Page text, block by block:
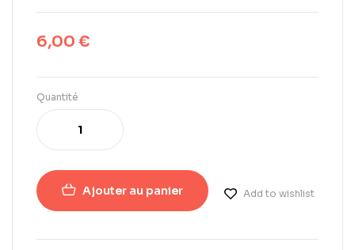
6,00 €
Quantité
Ajouter au panier Add to wishlist